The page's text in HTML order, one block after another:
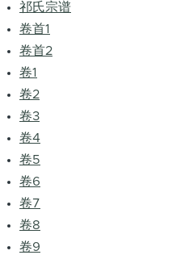
祁氏宗谱
卷首1
卷首2
卷1
卷2
卷3
卷4
卷5
卷6
卷7
卷8
卷9